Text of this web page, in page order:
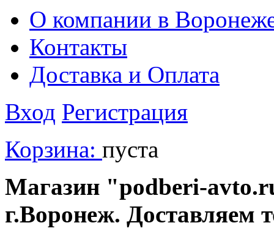
О компании в
Контакты
Доставка и Оплата
Вход Регистрация
Корзина: пуста
Магазин "podberi-
г.Воронеж. Доставляем